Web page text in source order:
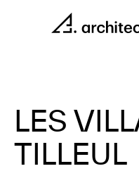
LES
TILLEUL